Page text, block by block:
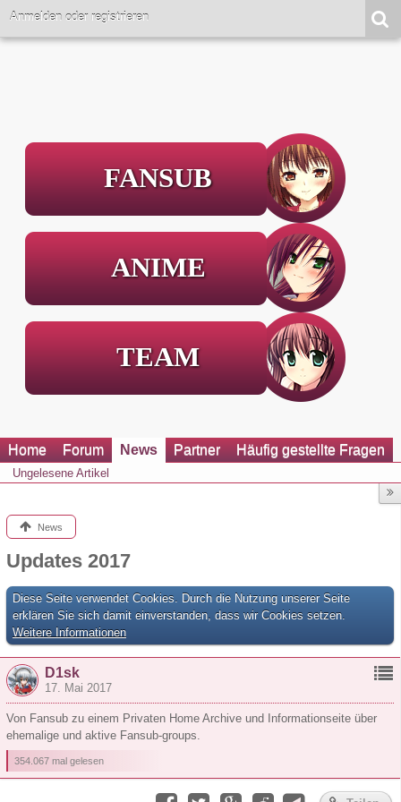
Anmelden oder registrieren
FANSUB
ANIME
TEAM
Home Forum News Partner Häufig gestellte Fragen
Ungelesene Artikel
News
Updates 2017
Diese Seite verwendet Cookies. Durch die Nutzung unserer Seite
erklären Sie sich damit einverstanden, dass wir Cookies setzen.
Weitere Informationen
D1sk
17. Mai 2017
Von Fansub zu einem Privaten Home Archive und Informationseite über
ehemalige und aktive Fansub-groups.
354.067 mal gelesen